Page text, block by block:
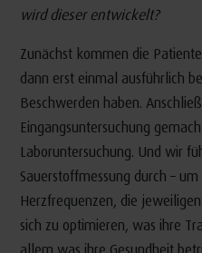
wird dieser entwickelt?
Zunächst kommen die
dann erst einmal ausführlich
Beschwerden haben.
Eingangsuntersuchung
Laboruntersuchung. Und wir
Sauerstoffmessung durch –
Herzfrequenzen, die
sich zu optimieren, was ihre
allem was ihre Gesundheit